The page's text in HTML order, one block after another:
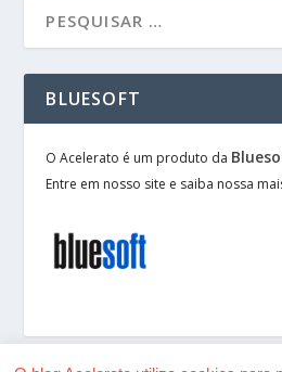
BLUESOFT
O Acelerato é um produto da
Entre em nosso site e saiba nossa